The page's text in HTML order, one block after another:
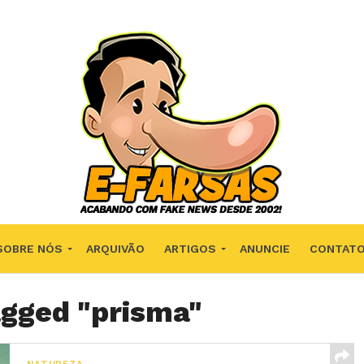
NÓS ARQUIVÃO ARTIGOS ANUNCIE CONTATO
"prisma"